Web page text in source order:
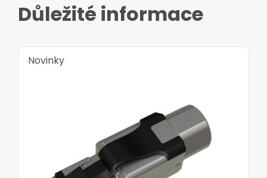
Důležité informace
Novinky